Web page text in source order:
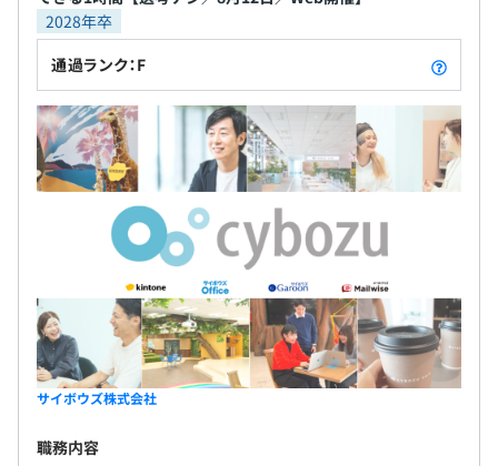
2028年卒
通過ランク：F
サイボウズ株式会社
職務内容